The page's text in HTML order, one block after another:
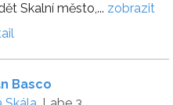
Skalní město,... zobrazit
Basco